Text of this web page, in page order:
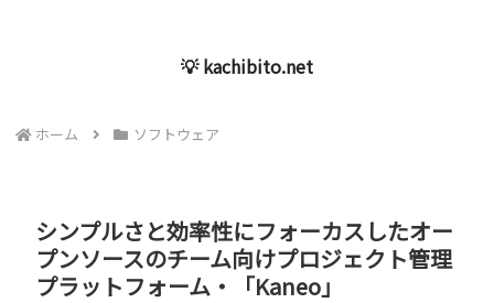
💡 kachibito.net
ホーム ソフトウェア
シンプルさと効率性にフォーカスしたオー
プンソースのチーム向けプロジェクト管理
プラットフォーム・「Kaneo」